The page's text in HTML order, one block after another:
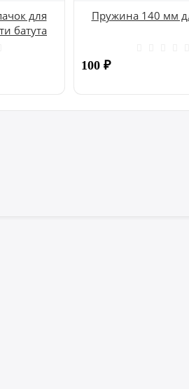
для
батута
Пружина 140 мм
100 ₽